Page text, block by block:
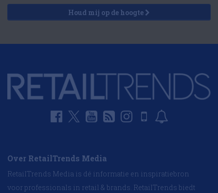
Houd mij op de hoogte
Over RetailTrends Media
RetailTrends Media is dé informatie en inspiratiebron
voor professionals in retail & brands. RetailTrends biedt